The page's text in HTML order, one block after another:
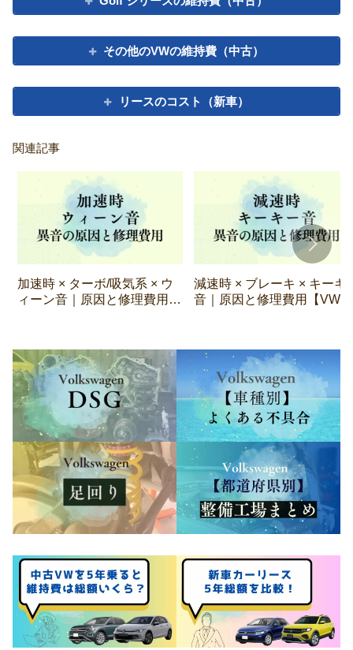
その他のVWの維持費（中古）
リースのコスト（新車）
関連記事
加速時 × ターボ/吸気系 × ウ
ィーン音｜原因と修理費用
減速時 × ブレーキ × キーキ
音｜原因と修理費用【VW】